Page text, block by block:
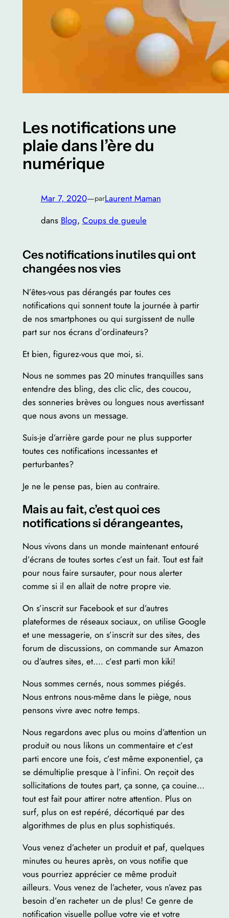
Les notifications une
plaie dans l’ère du
numérique
Mar 7, 2020—parLaurent Maman
dans Blog, Coups de gueule
Ces notifications inutiles qui ont
changées nos vies
N’êtes-vous pas dérangés par toutes ces
notifications qui sonnent toute la journée à partir
de nos smartphones ou qui surgissent de nulle
part sur nos écrans d’ordinateurs?
Et bien, figurez-vous que moi, si.
Nous ne sommes pas 20 minutes tranquilles sans
entendre des bling, des clic clic, des coucou,
des sonneries brèves ou longues nous avertissant
que nous avons un message.
Suis-je d’arrière garde pour ne plus supporter
toutes ces notifications incessantes et
perturbantes?
Je ne le pense pas, bien au contraire.
Mais au fait, c’est quoi ces
notifications si dérangeantes,
Nous vivons dans un monde maintenant entouré
d’écrans de toutes sortes c’est un fait. Tout est fait
pour nous faire sursauter, pour nous alerter
comme si il en allait de notre propre vie.
On s’inscrit sur Facebook et sur d’autres
plateformes de réseaux sociaux, on utilise Google
et une messagerie, on s’inscrit sur des sites, des
forum de discussions, on commande sur Amazon
ou d’autres sites, et…. c’est parti mon kiki!
Nous sommes cernés, nous sommes piégés.
Nous entrons nous-même dans le piège, nous
pensons vivre avec notre temps.
Nous regardons avec plus ou moins d’attention un
produit ou nous likons un commentaire et c’est
parti encore une fois, c’est même exponentiel, ça
se démultiplie presque à l’infini. On reçoit des
sollicitations de toutes part, ça sonne, ça couine…
tout est fait pour attirer notre attention. Plus on
surf, plus on est repéré, décortiqué par des
algorithmes de plus en plus sophistiqués.
Vous venez d’acheter un produit et paf, quelques
minutes ou heures après, on vous notifie que
vous pourriez apprécier ce même produit
ailleurs. Vous venez de l’acheter, vous n’avez pas
besoin d’en racheter un de plus! Ce genre de
notification visuelle pollue votre vie et votre